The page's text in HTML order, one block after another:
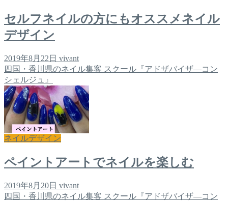
セルフネイルの方にもオススメネイル
デザイン
2019年8月22日 vivant
四国・香川県のネイル集客 スクール『アドザバイザ―コン
シェルジュ』
ネイルデザイン
ペイントアートでネイルを楽しむ
2019年8月20日 vivant
四国・香川県のネイル集客 スクール『アドザバイザ―コン